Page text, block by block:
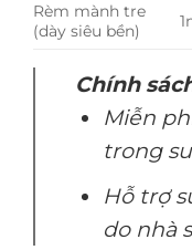
Rèm mành tre
(dày siêu bền)
Chính
Miễn
trong
Hỗ trợ
do nhà